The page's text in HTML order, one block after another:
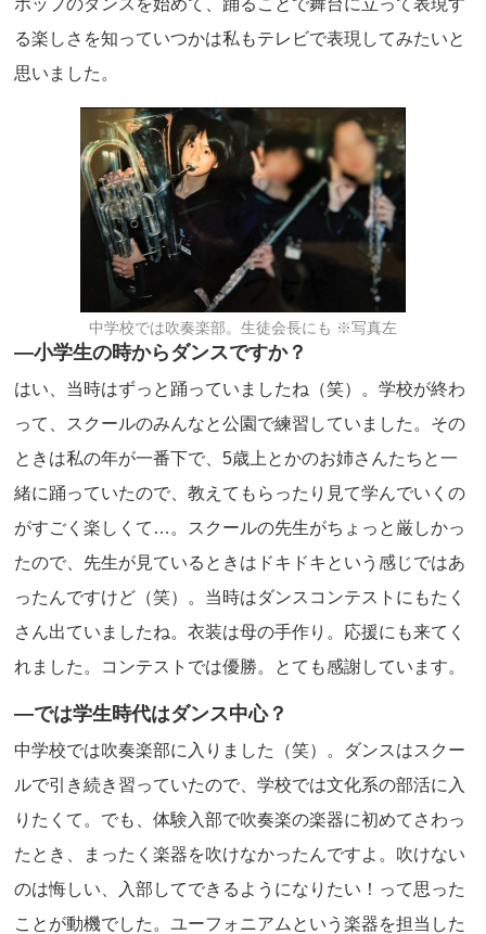
る楽しさを知っていつかは私もテレビで表現してみたいと
思いました。
中学校では吹奏楽部。生徒会長にも ※写真左
―小学生の時からダンスですか？
はい、当時はずっと踊っていましたね（笑）。学校が終わ
って、スクールのみんなと公園で練習していました。その
ときは私の年が一番下で、5歳上とかのお姉さんたちと一
緒に踊っていたので、教えてもらったり見て学んでいくの
がすごく楽しくて…。スクールの先生がちょっと厳しかっ
たので、先生が見ているときはドキドキという感じではあ
ったんですけど（笑）。当時はダンスコンテストにもたく
さん出ていましたね。衣装は母の手作り。応援にも来てく
れました。コンテストでは優勝。とても感謝しています。
―では学生時代はダンス中心？
中学校では吹奏楽部に入りました（笑）。ダンスはスクー
ルで引き続き習っていたので、学校では文化系の部活に入
りたくて。でも、体験入部で吹奏楽の楽器に初めてさわっ
たとき、まったく楽器を吹けなかったんですよ。吹けない
のは悔しい、入部してできるようになりたい！って思った
ことが動機でした。ユーフォニアムという楽器を担当した